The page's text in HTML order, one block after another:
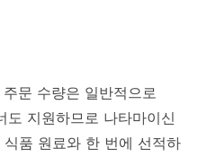
문 수량은 일반적으로
지원하므로 나타마이신
품 원료와 한 번에 선적하